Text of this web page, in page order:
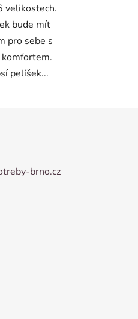
velikostech.
bude mít
pro sebe s
pelíšek...
brno.cz